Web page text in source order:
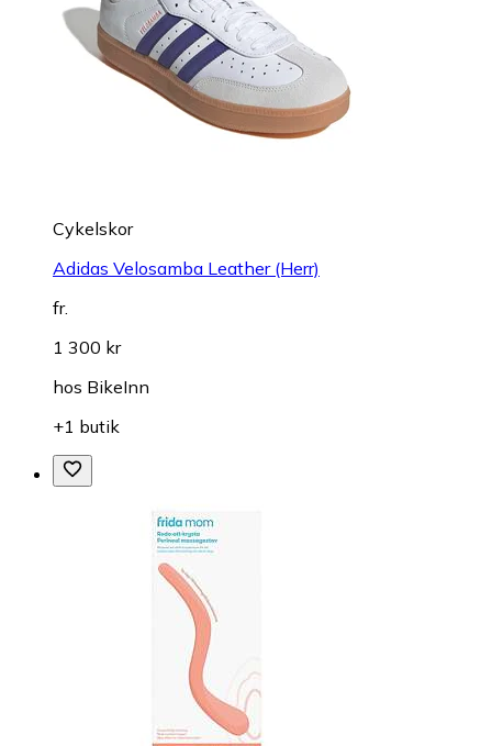
Cykelskor
Adidas Velosamba Leather (Herr)
fr.
1 300 kr
hos BikeInn
+1 butik